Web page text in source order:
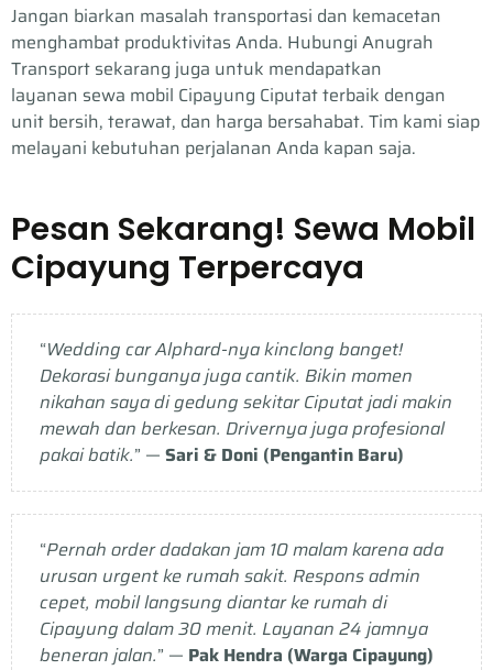
“Pernah order dadakan jam 10 malam karena ada
urusan urgent ke rumah sakit. Respons admin
cepet, mobil langsung diantar ke rumah di
Cipayung dalam 30 menit. Layanan 24 jamnya
beneran jalan.” — Pak Hendra (Warga Cipayung)
“Wedding car Alphard-nya kinclong banget!
Dekorasi bunganya juga cantik. Bikin momen
nikahan saya di gedung sekitar Ciputat jadi makin
mewah dan berkesan. Drivernya juga profesional
pakai batik.” — Sari & Doni (Pengantin Baru)
Pesan Sekarang! Sewa Mobil
Cipayung Terpercaya
Jangan biarkan masalah transportasi dan kemacetan
menghambat produktivitas Anda. Hubungi Anugrah
Transport sekarang juga untuk mendapatkan
layanan sewa mobil Cipayung Ciputat terbaik dengan
unit bersih, terawat, dan harga bersahabat. Tim kami siap
melayani kebutuhan perjalanan Anda kapan saja.